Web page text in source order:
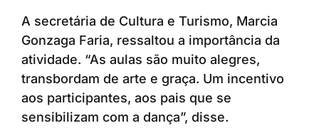
A secretária de Cultura e Turismo, Marcia
Gonzaga Faria, ressaltou a importância da
atividade. “As aulas são muito alegres,
transbordam de arte e graça. Um incentivo
aos participantes, aos pais que se
sensibilizam com a dança”, disse.